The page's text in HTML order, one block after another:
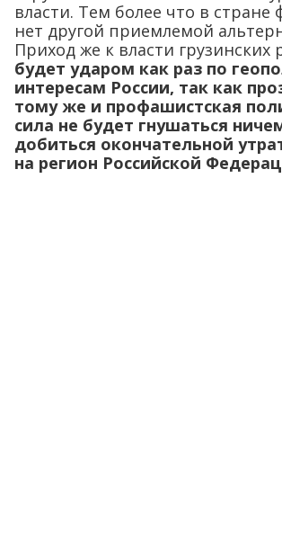
власти. Тем более что в стране
нет другой приемлемой
Приход же к власти грузинских
будет ударом как раз по
интересам России, так как
тому же и профашистская
сила не будет гнушаться
добиться окончательной
на регион Российской